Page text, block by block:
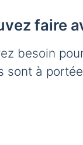
faire
besoin
sont à